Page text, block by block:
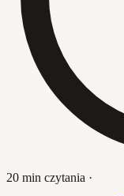
20 min czytania ·